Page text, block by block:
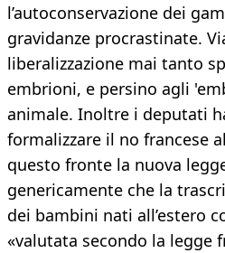
l’autoconservazione dei
gravidanze procrastinate.
liberalizzazione mai tanto
embrioni, e persino agli
animale. Inoltre i deputati
formalizzare il no francese
questo fronte la nuova
genericamente che la
dei bambini nati all’estero
«valutata secondo la legge